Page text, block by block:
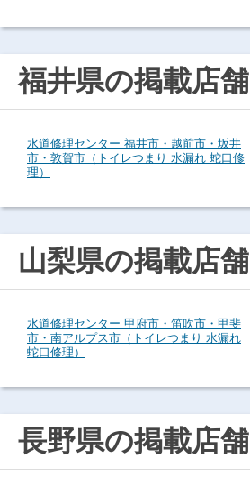
福井県の掲載店舗
水道修理センター 福井市・越前市・坂井
市・敦賀市（トイレつまり 水漏れ 蛇口修
理）
山梨県の掲載店舗
水道修理センター 甲府市・笛吹市・甲斐
市・南アルプス市（トイレつまり 水漏れ
蛇口修理）
長野県の掲載店舗